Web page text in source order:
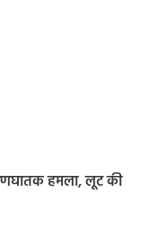
हमला, लूट की